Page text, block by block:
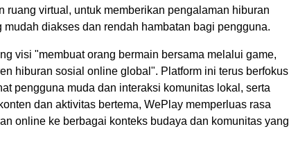
ruang virtual, untuk memberikan pengalaman hiburan
diakses dan rendah hambatan bagi pengguna.
visi "membuat orang bermain bersama melalui game,
hiburan sosial online global". Platform ini terus berfokus
pengguna muda dan interaksi komunitas lokal, serta
dan aktivitas bertema, WePlay memperluas rasa
online ke berbagai konteks budaya dan komunitas yang